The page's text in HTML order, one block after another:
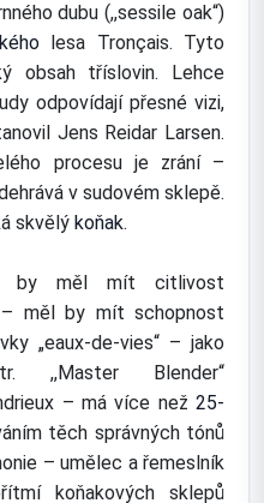
dubu (,,sessile oak“)
lesa Tronçais. Tyto
obsah tříslovin. Lehce
odpovídají přesné vizi,
Jens Reidar Larsen.
procesu je zrání –
v sudovém sklepě.
skvělý koňak.
by měl mít citlivost
– měl by mít schopnost
„eaux-de-vies“ – jako
,,Master Blender“
– má více než25-
těch správných tónů
– umělec a řemeslník
koňakových sklepů